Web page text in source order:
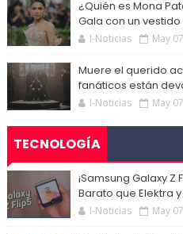
¿Quién es Mona
Gala con un
I-Noticias May
Muere el querido
fanáticos están
I-Noticias May
TECNOLOGÍA
¡Samsung Galaxy Z
Barato que Elektra
I-Noticias May